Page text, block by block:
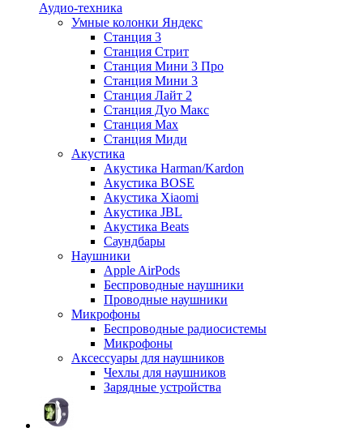
Аудио-техника
Умные колонки Яндекс
Станция 3
Станция Стрит
Станция Мини 3 Про
Станция Мини 3
Станция Лайт 2
Станция Дуо Макс
Станция Max
Станция Миди
Акустика
Акустика Harman/Kardon
Акустика BOSE
Акустика Xiaomi
Акустика JBL
Акустика Beats
Саундбары
Наушники
Apple AirPods
Беспроводные наушники
Проводные наушники
Микрофоны
Беспроводные радиосистемы
Микрофоны
Аксессуары для наушников
Чехлы для наушников
Зарядные устройства